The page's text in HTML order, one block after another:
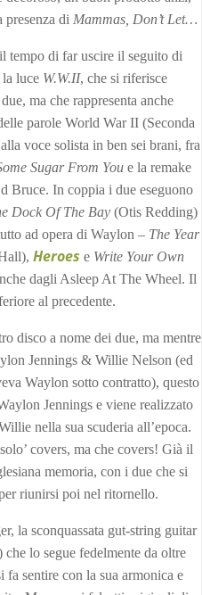
di Mammas, Don’t Let…
tempo di far uscire il seguito di
la luce W.W.II, che si riferisce
ma che rappresenta anche
parole World War II (Seconda
voce solista in ben sei brani, fra
Sugar From Youe la remake
Bruce. In coppia i due eseguono
Dock Of The Bay(Otis Redding)
ad opera di Waylon – The Year
Heroes e Write Your Own
dagli Asleep At The Wheel. Il
al precedente.
disco a nome dei due, ma mentre
Jennings & Willie Nelson (ed
Waylon sotto contratto), questo
Jennings e viene realizzato
nella sua scuderia all’epoca.
covers, ma che covers! Già il
memoria, con i due che si
riunirsi poi nel ritornello.
la sconquassata gut-string guitar
lo segue fedelmente da oltre
sentire con la sua armonica e